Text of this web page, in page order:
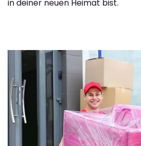
in deiner neuen Heimat bist.